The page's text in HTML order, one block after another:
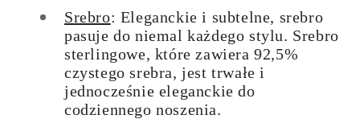
Srebro: Eleganckie i subtelne, srebro
pasuje do niemal każdego stylu. Srebro
sterlingowe, które zawiera 92,5%
czystego srebra, jest trwałe i
jednocześnie eleganckie do
codziennego noszenia.